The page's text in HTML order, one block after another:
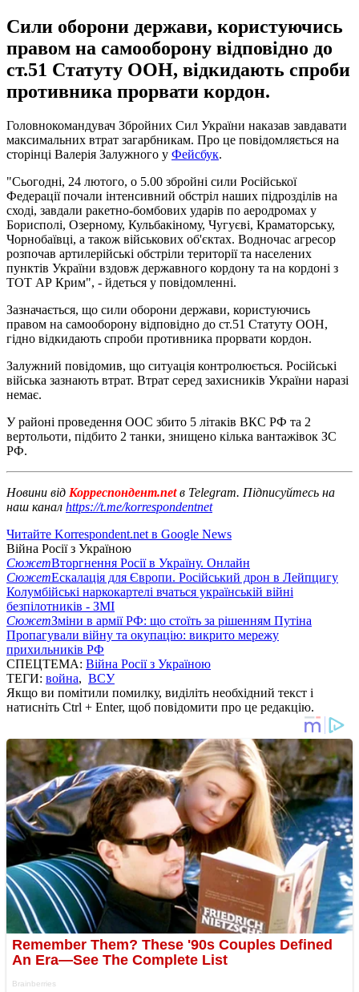
Сили оборони держави, користуючись
правом на самооборону відповідно до
ст.51 Статуту ООН, відкидають спроби
противника прорвати кордон.
Головнокомандувач Збройних Сил України наказав завдавати
максимальних втрат загарбникам. Про це повідомляється на
сторінці Валерія Залужного у Фейсбук.
"Сьогодні, 24 лютого, о 5.00 збройні сили Російської
Федерації почали інтенсивний обстріл наших підрозділів на
сході, завдали ракетно-бомбових ударів по аеродромах у
Борисполі, Озерному, Кульбакіному, Чугуєві, Краматорську,
Чорнобаївці, а також військових об'єктах. Водночас агресор
розпочав артилерійські обстріли території та населених
пунктів України вздовж державного кордону та на кордоні з
ТОТ АР Крим", - йдеться у повідомленні.
Зазначається, що сили оборони держави, користуючись
правом на самооборону відповідно до ст.51 Статуту ООН,
гідно відкидають спроби противника прорвати кордон.
Залужний повідомив, що ситуація контролюється. Російські
війська зазнають втрат. Втрат серед захисників України наразі
немає.
У районі проведення ООС збито 5 літаків ВКС РФ та 2
вертольоти, підбито 2 танки, знищено кілька вантажівок ЗС
РФ.
Новини від Корреспондент.netв Telegram. Підписуйтесь на
наш канал https://t.me/korrespondentnet
Читайте Korrespondent.net в Google News
Війна Росії з Україною
СюжетВторгнення Росії в Україну. Онлайн
СюжетЕскалація для Європи. Російський дрон в Лейпцигу
Колумбійські наркокартелі вчаться українській війні
безпілотників - ЗМІ
СюжетЗміни в армії РФ: що стоїть за рішенням Путіна
Пропагували війну та окупацію: викрито мережу
прихильників РФ
СПЕЦТЕМА: Війна Росії з Україною
ТЕГИ: война, ВСУ
Якщо ви помітили помилку, виділіть необхідний текст і
натисніть Ctrl + Enter, щоб повідомити про це редакцію.